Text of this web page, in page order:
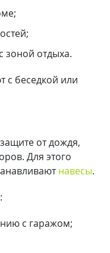
зоной отдыха.
с беседкой или
от дождя,
Для этого
навесы.
с гаражом;